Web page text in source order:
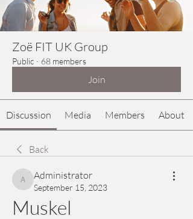
Zoë FIT UK Group
Public · 68 members
Join
Discussion Media Members About
Back
Administrator
Administrator
September 15, 2023
Muskel